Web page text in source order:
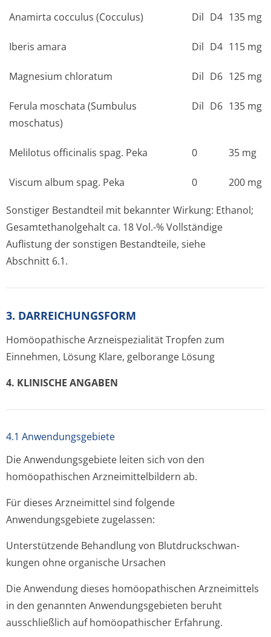
Anamirta cocculus (Cocculus) Dil D4 135 mg
Iberis amara Dil D4 115 mg
Magnesium chloratum Dil D6 125 mg
Ferula moschata (Sumbulus
moschatus)
Dil D6 135 mg
Melilotus officinalis spag. Peka 0 35 mg
Viscum album spag. Peka 0 200 mg
Sonstiger Bestandteil mit bekannter Wirkung: Ethanol;
Gesamtethanolgehalt ca. 18 Vol.-% Vollständige
Auflistung der sonstigen Bestandteile, siehe
Abschnitt 6.1.
3. DARREICHUNGSFORM
Homöopathische Arzneispezialität Tropfen zum
Einnehmen, Lösung Klare, gelborange Lösung
4. KLINISCHE ANGABEN
4.1 Anwendungsgebiete
Die Anwendungsgebiete leiten sich von den
homöopathischen Arzneimittelbil­dern ab.
Für dieses Arzneimittel sind folgende
Anwendungsgebiete zugelassen:
Unterstützende Behandlung von Blutdruckschwan­
kungen ohne organische Ursachen
Die Anwendung dieses homöopathischen Arzneimittels
in den genannten Anwendungsgebieten beruht
ausschließlich auf homöopathischer Erfahrung.